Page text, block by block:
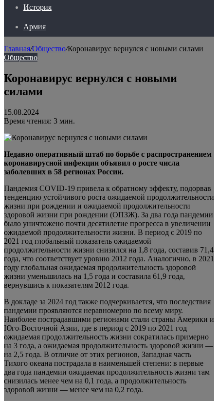
История
Армия
Главная/Общество/Коронавирус вернулся с новыми силами
Общество
Коронавирус вернулся с новыми
силами
15.08.2024
Время чтения: 3 мин.
Недавно оперативный штаб по борьбе с распространением
коронавирусной инфекции объявил о росте числа
заболевших в 58 регионах России.
Пандемия COVID-19 привела к обратному эффекту, подорвав
тенденцию устойчивого роста ожидаемой продолжительности
жизни при рождении и ожидаемой продолжительности
здоровой жизни при рождении (ОПЗЖ). За два года пандемии
было уничтожено почти десятилетие прогресса в увеличении
ожидаемой продолжительности жизни. В период с 2019 по
2021 год глобальный показатель ожидаемой
продолжительности жизни снизился на 1,8 года, составив 71,4
года, что соответствует уровню 2012 года. Аналогично, в 2021
году глобальная ожидаемая продолжительность здоровой
жизни уменьшилась на 1,5 года и составила 61,9 года,
вернувшись к показателям 2012 года.
В докладе за 2024 год также подчеркивается, что последствия
пандемии проявляются неравномерно по всему миру.
Наиболее пострадавшими регионами стали страны Америки и
Юго-Восточной Азии, где в период с 2019 по 2021 год
ожидаемая продолжительность жизни сократилась примерно
на 3 года, а ожидаемая продолжительность здоровой жизни —
на 2,5 года. В отличие от этих регионов, Западная часть
Тихого океана пострадала в наименьшей степени: в первые
два года пандемии ожидаемая продолжительность жизни там
снизилась менее чем на 0,1 года, а продолжительность
здоровой жизни — менее чем на 0,2 года.